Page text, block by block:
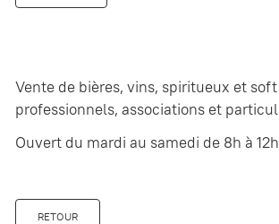
Vente de bières, vins, spiritueux et
professionnels, associations et
Ouvert du mardi au samedi de 8h à
RETOUR